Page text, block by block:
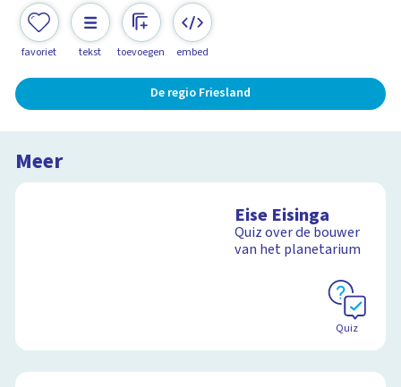
favoriet tekst toevoegen embed
De regio Friesland
Meer
Eise Eisinga
Quiz over de bouwer
van het planetarium
Quiz